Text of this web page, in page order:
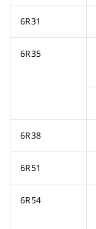
6R31
6R35
6R38
6R51
6R54